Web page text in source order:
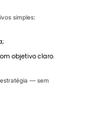
simples:
objetivo claro.
— sem